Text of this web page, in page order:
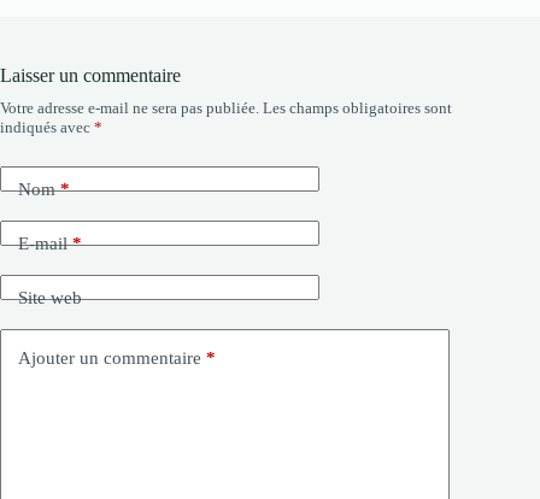
Laisser un commentaire
Votre adresse e-mail ne sera pas publiée. Les champs obligatoires sont
indiqués avec *
Nom*
E-mail*
Site web
Ajouter un commentaire *